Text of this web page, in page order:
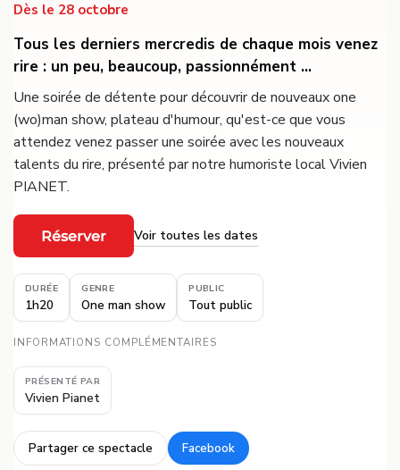
Dès le 28 octobre
Tous les derniers mercredis de chaque mois venez
rire : un peu, beaucoup, passionnément …
Une soirée de détente pour découvrir de nouveaux one
(wo)man show, plateau d'humour, qu'est-ce que vous
attendez venez passer une soirée avec les nouveaux
talents du rire, présenté par notre humoriste local Vivien
PIANET.
Réserver
·
Voir toutes les dates
DURÉE
1h20
GENRE
One man show
PUBLIC
Tout public
INFORMATIONS COMPLÉMENTAIRES
PRÉSENTÉ PAR
Vivien Pianet
Partager ce spectacle
·
Facebook